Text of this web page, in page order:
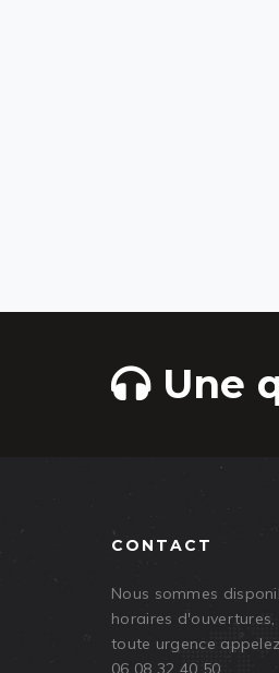
Une
CONTACT
Nous sommes
horaires
toute urgence
06 08 32 40 50